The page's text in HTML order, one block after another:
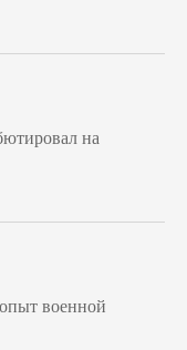
на
военной